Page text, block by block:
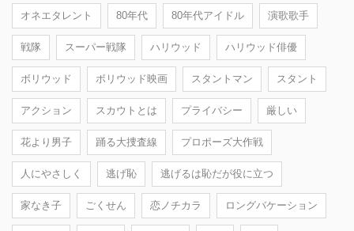
オネエタレント 80年代 80年代アイドル 演歌歌手
戦隊 スーパー戦隊 ハリウッド ハリウッド俳優
ボリウッド ボリウッド映画 スタントマン スタント
アクション スカウトとは プライバシー 厳しい
花より男子 踊る大捜査線 プロポーズ大作戦
人にやさしく 逃げ恥 逃げるは恥だが役に立つ
家なき子 ごくせん 恋ノチカラ ロングバケーション